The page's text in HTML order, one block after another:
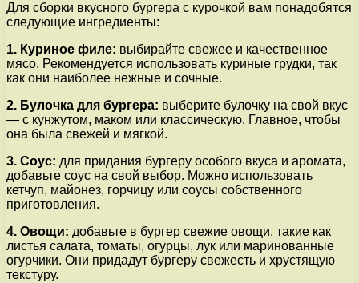
Для сборки вкусного бургера с курочкой вам понадобятся
следующие ингредиенты:
1. Куриное филе: выбирайте свежее и качественное
мясо. Рекомендуется использовать куриные грудки, так
как они наиболее нежные и сочные.
2. Булочка для бургера: выберите булочку на свой вкус
— с кунжутом, маком или классическую. Главное, чтобы
она была свежей и мягкой.
3. Соус: для придания бургеру особого вкуса и аромата,
добавьте соус на свой выбор. Можно использовать
кетчуп, майонез, горчицу или соусы собственного
приготовления.
4. Овощи: добавьте в бургер свежие овощи, такие как
листья салата, томаты, огурцы, лук или маринованные
огурчики. Они придадут бургеру свежесть и хрустящую
текстуру.